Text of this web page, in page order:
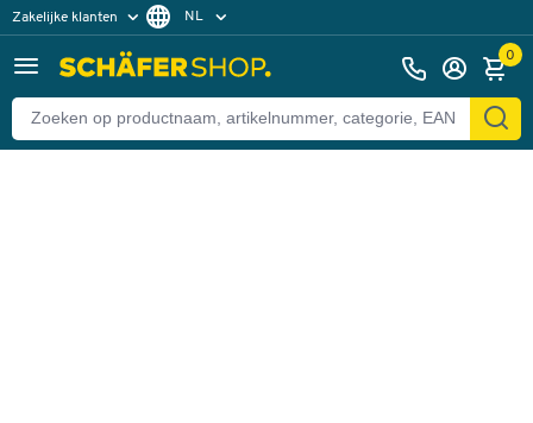
Zakelijke klanten
Particuliere klanten
NL
0
Terug